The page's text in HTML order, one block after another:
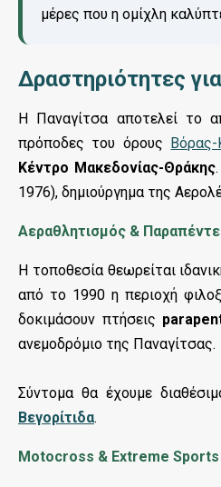
μέρες που η ομίχλη
Δραστηριότητες
Η Παναγίτσα αποτελεί το
πρόποδες του όρους
Κέντρο Μακεδονίας-Θράκης
1976), δημιούργημα της
Αεραθλητισμός & Παραπέντε
Η τοποθεσία θεωρείται
από το 1990 η περιοχή
δοκιμάσουν πτήσεις
ανεμοδρόμιο της Παναγίτσας.
Σύντομα θα έχουμε
Βεγορίτιδα.
Motocross & Extreme Sports